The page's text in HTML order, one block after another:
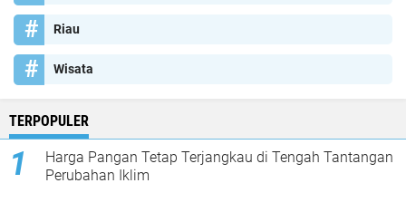
Riau
Wisata
TERPOPULER
Harga Pangan Tetap Terjangkau di Tengah Tantangan
Perubahan Iklim